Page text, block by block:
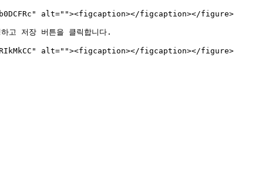
alt=""><figcaption></figcaption></figure>
저장 버튼을 클릭합니다.